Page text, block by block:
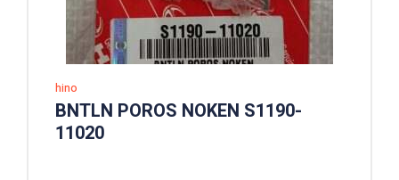
hino
BNTLN POROS NOKEN S1190-
11020